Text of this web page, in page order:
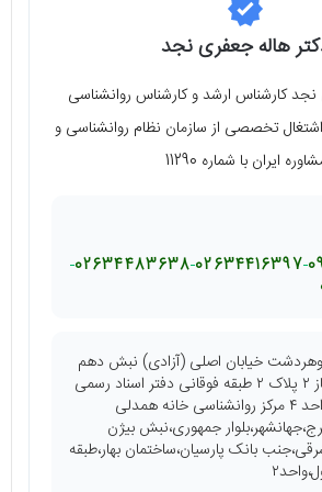
هاله جعفری نجد
نجد کارشناس ارشد و کارشناس روانشناسی
اشتغال تخصصی از سازمان نظام روانشناسی و
ایران با شماره 11290
02634416397
02634483638
خیابان اصلی (آزادی) نبش دهم
فاز ۲ پلاک ۲ طبقه فوقانی دفتر اسناد رسمی
واحد ۴ مرکز روانشناسی خانه همدلی
جمهوری،نبش بیژن
بانک پارسیان،ساختمان بهار،طبقه